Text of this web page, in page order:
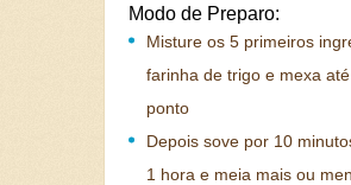
Modo de Preparo:
Misture os 5 primeiros
farinha de trigo e mexa
ponto
Depois sove por 10
1 hora e meia mais ou